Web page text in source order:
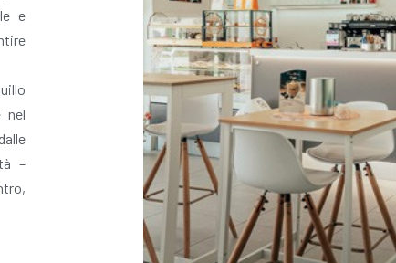
e
nel
–